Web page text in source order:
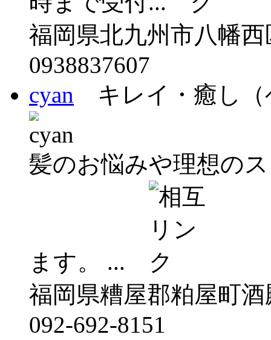
福岡県北九州市八幡西
0938837607
cyan キレイ・癒し（
髪のお悩みや理想の
ます。 ...
福岡県糟屋郡粕屋町酒
092-692-8151